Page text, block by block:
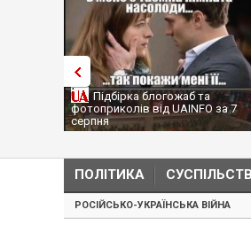
Підбірка блогожаб та
фотоприколів від UAINFO за 7
серпня
ПОЛІТИКА
РОСІЙСЬКО-УКРАЇНСЬКА ВІЙНА